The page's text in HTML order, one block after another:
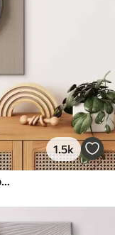
1.5k
Рельєфні кола та гілка в теплих нейтральних тонах